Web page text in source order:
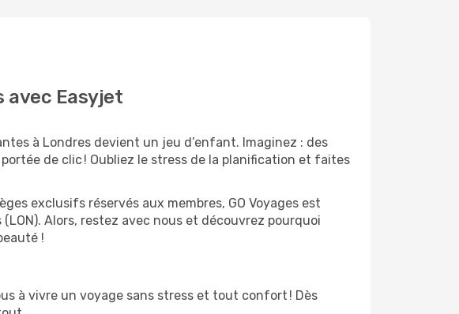
avec Easyjet
à Londres devient un jeu d’enfant. Imaginez : des
de clic ! Oubliez le stress de la planification et faites
exclusifs réservés aux membres, GO Voyages est
Alors, restez avec nous et découvrez pourquoi
!
à vivre un voyage sans stress et tout confort ! Dès